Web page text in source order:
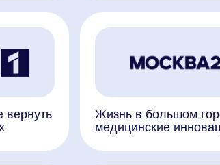
«Центральное телевидение»:
нейроимпланты
для восстановления зрения